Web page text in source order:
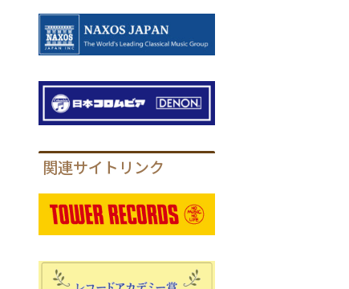
関連サイトリンク